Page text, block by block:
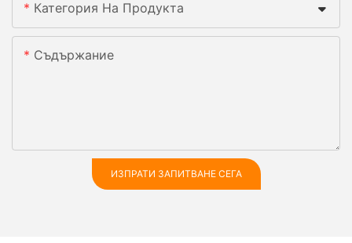
Категория На Продукта
Съдържание
ИЗПРАТИ ЗАПИТВАНЕ СЕГА